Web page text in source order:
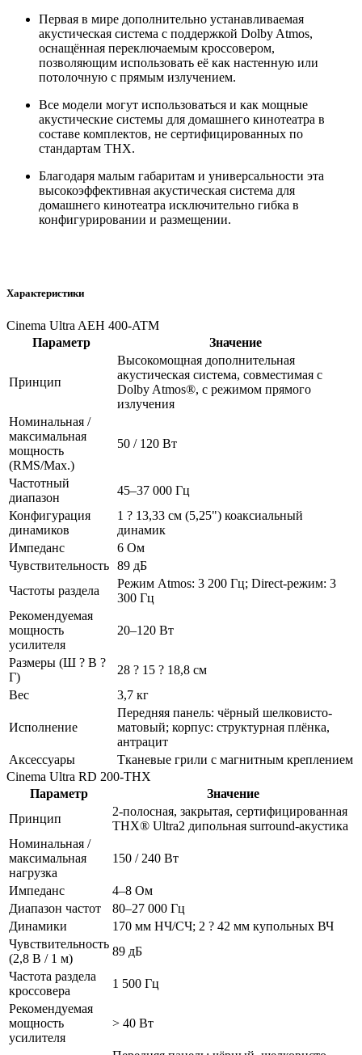
Первая в мире дополнительно устанавливаемая
акустическая система с поддержкой Dolby Atmos,
оснащённая переключаемым кроссовером,
позволяющим использовать её как настенную или
потолочную с прямым излучением.
Все модели могут использоваться и как мощные
акустические системы для домашнего кинотеатра в
составе комплектов, не сертифицированных по
стандартам THX.
Благодаря малым габаритам и универсальности эта
высокоэффективная акустическая система для
домашнего кинотеатра исключительно гибка в
конфигурировании и размещении.
Характеристики
Cinema Ultra AEH 400-ATM
Параметр
Значение
Принцип
Высокомощная дополнительная
акустическая система, совместимая с
Dolby Atmos®, с режимом прямого
излучения
Номинальная /
максимальная
мощность
(RMS/Max.)
50 / 120 Вт
Частотный
диапазон
45–37 000 Гц
Конфигурация
динамиков
1 ? 13,33 см (5,25") коаксиальный
динамик
Импеданс
6 Ом
Чувствительность 89 дБ
Частоты раздела
Режим Atmos: 3 200 Гц; Direct-режим: 3
300 Гц
Рекомендуемая
мощность
усилителя
20–120 Вт
Размеры (Ш ? В ?
Г)
28 ? 15 ? 18,8 см
Вес
3,7 кг
Исполнение
Передняя панель: чёрный шелковисто-
матовый; корпус: структурная плёнка,
антрацит
Аксессуары
Тканевые грили с магнитным креплением
Cinema Ultra RD 200-THX
Параметр
Значение
Принцип
2-полосная, закрытая, сертифицированная
THX® Ultra2 дипольная surround-акустика
Номинальная /
максимальная
нагрузка
150 / 240 Вт
Импеданс
4–8 Ом
Диапазон частот
80–27 000 Гц
Динамики
170 мм НЧ/СЧ; 2 ? 42 мм купольных ВЧ
Чувствительность
(2,8 В / 1 м)
89 дБ
Частота раздела
кроссовера
1 500 Гц
Рекомендуемая
мощность
усилителя
> 40 Вт